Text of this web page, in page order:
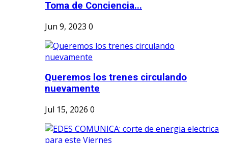
Toma de Conciencia...
Jun 9, 2023 0
Queremos los trenes circulando
nuevamente
Jul 15, 2026 0